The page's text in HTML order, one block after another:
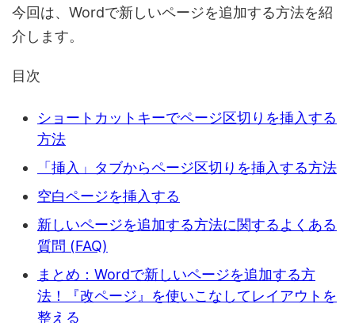
今回は、 Wordで新しいページを追加する方法を紹
介します。
目次
ショートカットキーでページ区切りを挿入する
方法
「挿入」タブからページ区切りを挿入する方法
空白ページを挿入する
新しいページを追加する方法に関するよくある
質問 (FAQ)
まとめ：Wordで新しいページを追加する方
法！『改ページ』を使いこなしてレイアウトを
整える